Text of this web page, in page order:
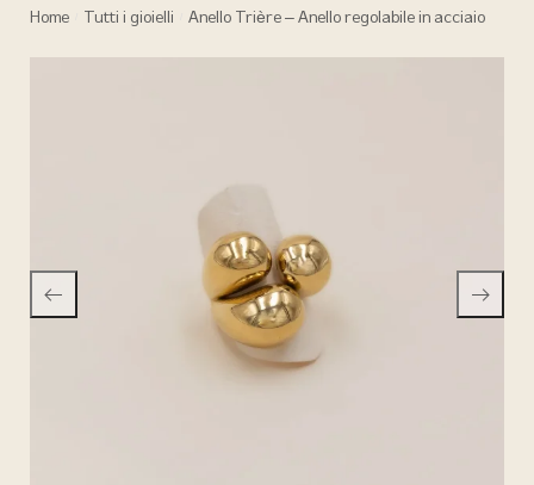
Home Tutti i gioielli Anello Trière – Anello regolabile in acciaio